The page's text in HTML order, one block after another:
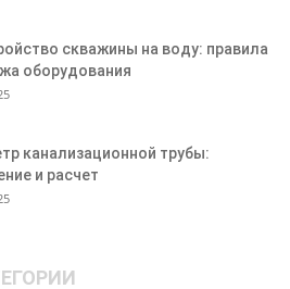
скважины на воду: правила
оборудования
канализационной трубы:
и расчет